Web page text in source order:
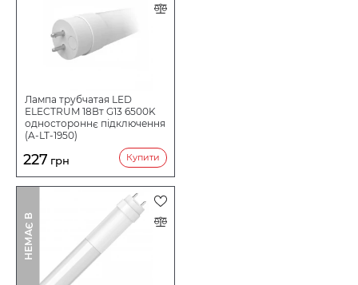
Лампа трубчатая LED
ELECTRUM 18Вт G13 6500K
одностороннє підключення
(A-LT-1950)
227 грн Купити
Н
Е
М
А
Є
В
Н
А
Я
В
Н
О
С
Т